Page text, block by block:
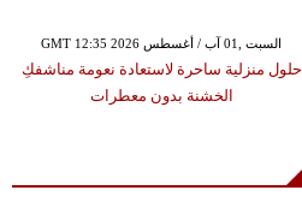
GMT 12:35 2026 السبت ,01 آب / أغسطس
حلول منزلية ساحرة لاستعادة نعومة مناشفكِ
الخشنة بدون معطرات